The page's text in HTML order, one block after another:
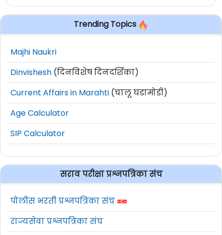
Trending Topics
Majhi Naukri
Dinvishesh (दिनविशेष दिनदर्शिका)
Current Affairs in Marahti (चालू घडामोडी)
Age Calculator
SIP Calculator
सराव परीक्षा प्रश्नपत्रिका संच
पोलीस भरती प्रश्नपत्रिका संच
राज्यसेवा प्रश्नपत्रिका संच